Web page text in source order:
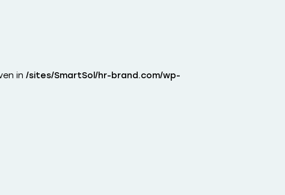
in /sites/SmartSol/hr-brand.com/wp-